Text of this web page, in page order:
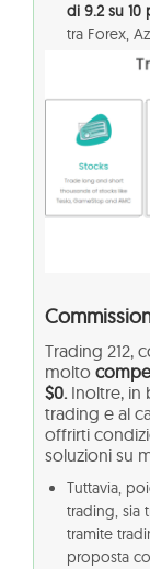
di 9.2 su 10
tra Forex,
Trading 212,
molto
$0. Inoltre, in
trading e al
offrirti
soluzioni su
Tuttavia,
trading, sia
tramite
proposta